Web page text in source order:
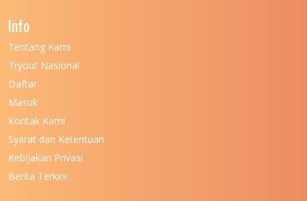
UNIVERSITAS NEGERI KHAIRUN
UNIVERSITAS NEGERI MANADO
UNIVERSITAS NEGERI MEDAN
UNIVERSITAS NEGERI PADANG
Info
Tentang Kami
Tryout Nasional
Daftar
Masuk
Kontak Kami
Syarat dan Ketentuan
Kebijakan Privasi
Berita Terkini